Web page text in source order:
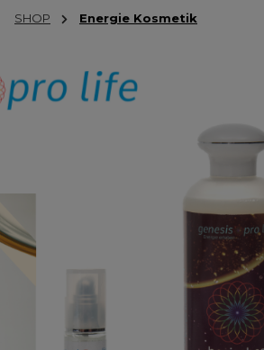
SHOP Energie Kosmetik